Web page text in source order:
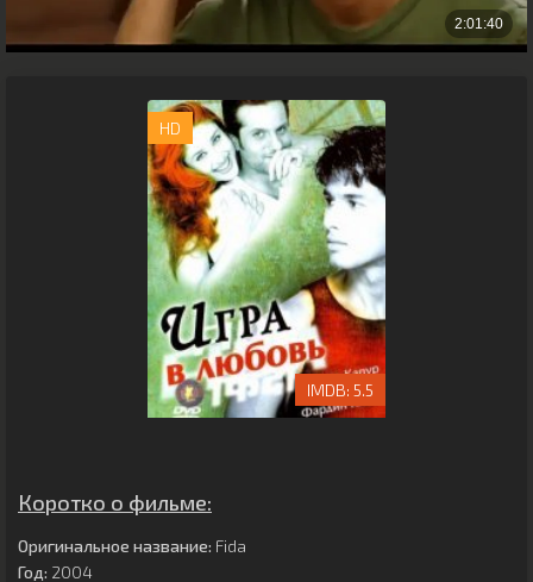
HD
5.5
Коротко о фильме:
Оригинальное название: Fida
Год: 2004